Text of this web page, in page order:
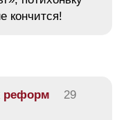
кончится!
реформ
29